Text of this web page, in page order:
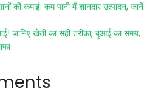
की कमाई: कम पानी में शानदार उत्पादन, जानें
जानिए खेती का सही तरीका, बुआई का समय,